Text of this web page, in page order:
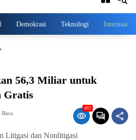
Demokrasi Teknologi
56,3 Miliar untuk
Gratis
492
Litigasi dan Nonlitigasi